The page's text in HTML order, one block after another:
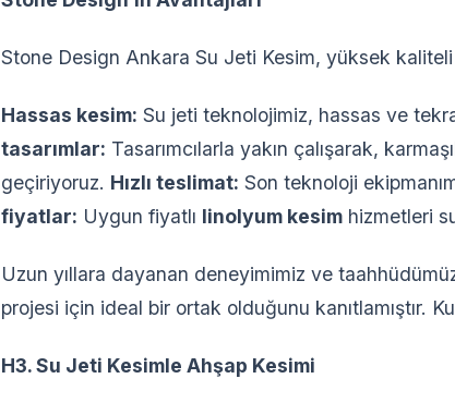
Stone Design Ankara Su Jeti Kesim, yüksek kaliteli
Hassas kesim: Su jeti teknolojimiz, hassas ve
tasarımlar: Tasarımcılarla yakın çalışarak,
geçiriyoruz. Hızlı teslimat: Son teknoloji
fiyatlar: Uygun fiyatlı linolyum kesim hizmetleri
Uzun yıllara dayanan deneyimimiz ve
projesi için ideal bir ortak olduğunu kanıtlamıştır.
H3. Su Jeti Kesimle Ahşap Kesimi